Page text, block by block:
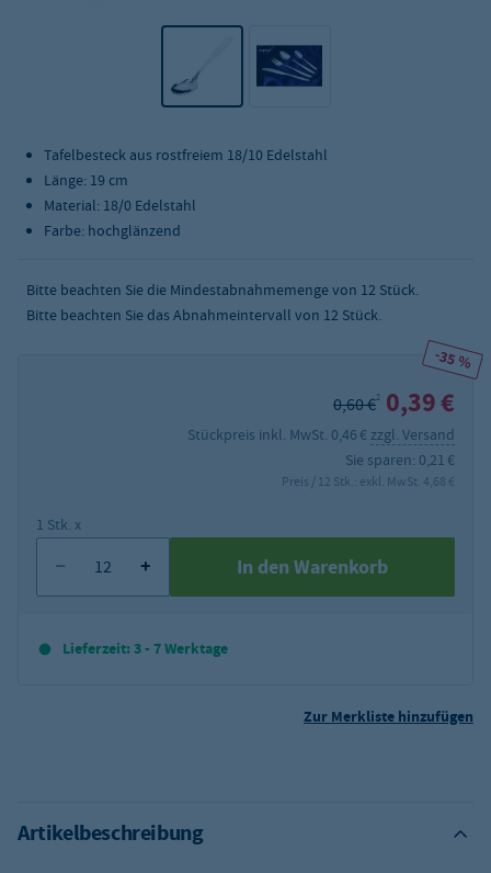
Tafelbesteck aus rostfreiem 18/10 Edelstahl
Länge: 19 cm
Material: 18/0 Edelstahl
Farbe: hochglänzend
Bitte beachten Sie die Mindestabnahmemenge von 12 Stück.
Bitte beachten Sie das Abnahmeintervall von 12 Stück.
-35 %
0,60 €2 0,39 €
Stückpreis inkl. MwSt. 0,46 € zzgl. Versand
Sie sparen: 0,21 €
Preis / 12 Stk.: exkl. MwSt. 4,68 €
1 Stk. x
In den Warenkorb
Lieferzeit: 3 - 7 Werktage
Zur Merkliste hinzufügen
Artikelbeschreibung